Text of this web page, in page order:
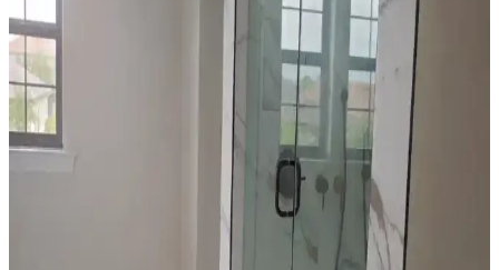
Mutfak dekorasyonunda ahşap ve beyaz renklerin özellikleri,
avantajları ve dezavantajları detaylı şekilde inceleniyor. Aydınlatma,
temizlik ve estetik faktörler ışığında doğru renk seçimi ele alınıyor.
Bismuth Kristalini Tozdan Koruyarak Estetik ve
Fonksiyonel Sergileme Yöntemleri
Bismuth kristallerinin tozlanmasını önlemek ve estetik görünümünü
korumak için cam cloche kullanımı, uygun stand seçimi ve düzenli
temizlik yöntemleri önerilmektedir. Reçine uygulamasından